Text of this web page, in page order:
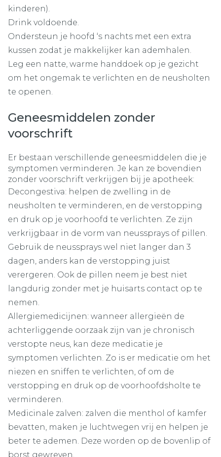
kinderen).
Drink voldoende.
Ondersteun je hoofd ‘s nachts met een extra
kussen zodat je makkelijker kan ademhalen.
Leg een natte, warme handdoek op je gezicht
om het ongemak te verlichten en de neusholten
te openen.
Geneesmiddelen zonder
voorschrift
Er bestaan verschillende geneesmiddelen die je
symptomen verminderen. Je kan ze bovendien
zonder voorschrift verkrijgen bij je apotheek:
Decongestiva: helpen de zwelling in de
neusholten te verminderen, en de verstopping
en druk op je voorhoofd te verlichten. Ze zijn
verkrijgbaar in de vorm van neussprays of pillen.
Gebruik de neussprays wel niet langer dan 3
dagen, anders kan de verstopping juist
verergeren. Ook de pillen neem je best niet
langdurig zonder met je huisarts contact op te
nemen.
Allergiemedicijnen: wanneer allergieën de
achterliggende oorzaak zijn van je chronisch
verstopte neus, kan deze medicatie je
symptomen verlichten. Zo is er medicatie om het
niezen en sniffen te verlichten, of om de
verstopping en druk op de voorhoofdsholte te
verminderen.
Medicinale zalven: zalven die menthol of kamfer
bevatten, maken je luchtwegen vrij en helpen je
beter te ademen. Deze worden op de bovenlip of
borst gewreven.